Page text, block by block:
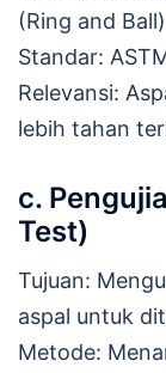
(Ring and Ball)
Standar:
Relevansi:
lebih tahan
c.
Test)
Tujuan:
aspal untuk
Metode: